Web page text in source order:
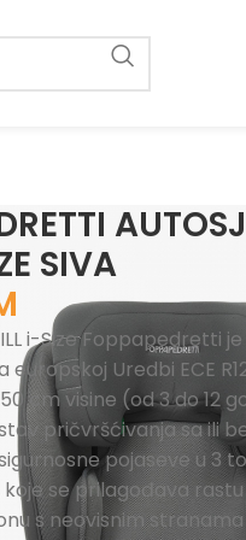
SIVA
i-Size Foppapedretti
Uredbi ECE
cm visine (od 3 do 12
pričvršćivanja sa ili
pojaseve u 3
koje se prilagođava
s neovisnim